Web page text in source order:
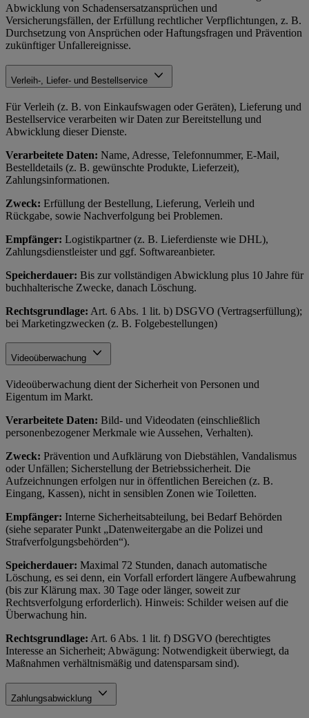
Abwicklung von Schadensersatzansprüchen und
Versicherungsfällen, der Erfüllung rechtlicher Verpflichtungen, z. B.
Durchsetzung von Ansprüchen oder Haftungsfragen und Prävention
zukünftiger Unfallereignisse.
Verleih-, Liefer- und Bestellservice
Für Verleih (z. B. von Einkaufswagen oder Geräten), Lieferung und
Bestellservice verarbeiten wir Daten zur Bereitstellung und
Abwicklung dieser Dienste.
Verarbeitete Daten: Name, Adresse, Telefonnummer, E-Mail,
Bestelldetails (z. B. gewünschte Produkte, Lieferzeit),
Zahlungsinformationen.
Zweck: Erfüllung der Bestellung, Lieferung, Verleih und
Rückgabe, sowie Nachverfolgung bei Problemen.
Empfänger: Logistikpartner (z. B. Lieferdienste wie DHL),
Zahlungsdienstleister und ggf. Softwareanbieter.
Speicherdauer: Bis zur vollständigen Abwicklung plus 10 Jahre für
buchhalterische Zwecke, danach Löschung.
Rechtsgrundlage: Art. 6 Abs. 1 lit. b) DSGVO (Vertragserfüllung);
bei Marketingzwecken (z. B. Folgebestellungen)
Videoüberwachung
Videoüberwachung dient der Sicherheit von Personen und
Eigentum im Markt.
Verarbeitete Daten: Bild- und Videodaten (einschließlich
personenbezogener Merkmale wie Aussehen, Verhalten).
Zweck: Prävention und Aufklärung von Diebstählen, Vandalismus
oder Unfällen; Sicherstellung der Betriebssicherheit. Die
Aufzeichnungen erfolgen nur in öffentlichen Bereichen (z. B.
Eingang, Kassen), nicht in sensiblen Zonen wie Toiletten.
Empfänger: Interne Sicherheitsabteilung, bei Bedarf Behörden
(siehe separater Punkt „Datenweitergabe an die Polizei und
Strafverfolgungsbehörden“).
Speicherdauer: Maximal 72 Stunden, danach automatische
Löschung, es sei denn, ein Vorfall erfordert längere Aufbewahrung
(bis zur Klärung max. 30 Tage oder länger, soweit zur
Rechtsverfolgung erforderlich). Hinweis: Schilder weisen auf die
Überwachung hin.
Rechtsgrundlage: Art. 6 Abs. 1 lit. f) DSGVO (berechtigtes
Interesse an Sicherheit; Abwägung: Notwendigkeit überwiegt, da
Maßnahmen verhältnismäßig und datensparsam sind).
Zahlungsabwicklung